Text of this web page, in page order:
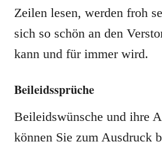
Zeilen lesen, werden froh
sich so schön an den
kann und für immer wird.
Beileidssprüche
Beileidswünsche und ihre
können Sie zum Ausdruck